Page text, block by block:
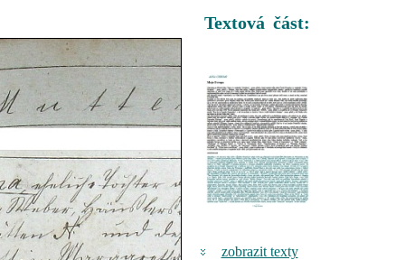
Textová část:
zobrazit texty